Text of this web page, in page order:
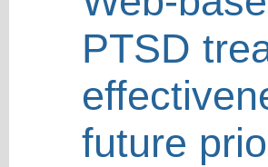
PTSD
future